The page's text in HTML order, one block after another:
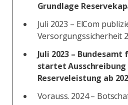
Grundlage
Juli 2023 – ElCom
Versorgungssicherheit
Juli 2023 – Bundesamt
startet Ausschreibung
Reserveleistung ab
Vorauss. 2024 –